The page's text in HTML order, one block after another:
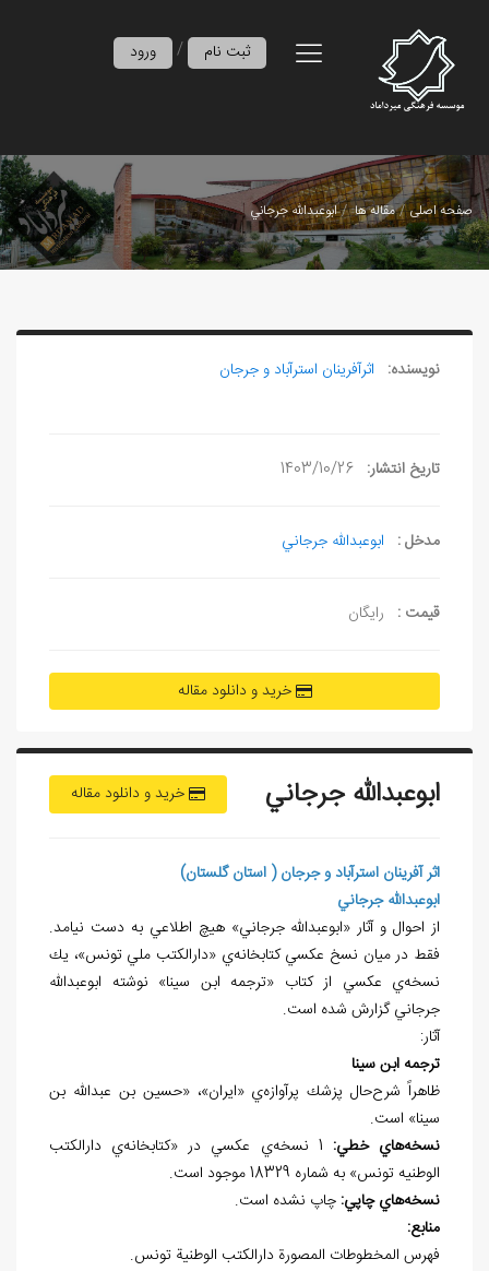
ورود / ثبت نام
صفحه اصلی مقاله ها ابوعبدالله جرجاني
نویسنده: اثرآفرينان استرآباد و جرجان
تاریخ انتشار: 1403/10/26
مدخل : ابوعبدالله جرجاني
قیمت : رایگان
خرید و دانلود مقاله
خرید و دانلود مقاله ابوعبدالله جرجاني
اثر آفرينان استرآباد و جرجان ( استان گلستان)
ابوعبدالله جرجاني
از احوال و آثار «ابوعبدالله جرجاني» هيچ اطلاعي به دست نيامد.
فقط در ميان نسخ عكسي کتابخانه‌ي «دارالكتب ملي تونس»، يك
نسخه‌ي عكسي از كتاب «ترجمه ابن سينا» نوشته ابوعبدالله
جرجاني گزارش شده است.
آثار:
ترجمه ابن سينا
ظاهراً شرح‌حال پزشك پرآوازه‌ي «ايران»، «حسين بن عبدالله بن
سينا» است.
نسخههاي خطي:
1 نسخه‌ي عكسي در «کتابخانه‌ي دارالكتب
الوطنيه تونس» به شماره 18329 موجود است.
نسخههاي چاپي: چاپ نشده است.
منابع:
فهرس المخطوطات المصورة دارالكتب الوطنية تونس.